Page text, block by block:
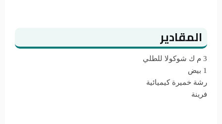
المقادير
3 م ك شوكولا للطلي
1 بيض
رشة خميرة كيميائية
فرينة